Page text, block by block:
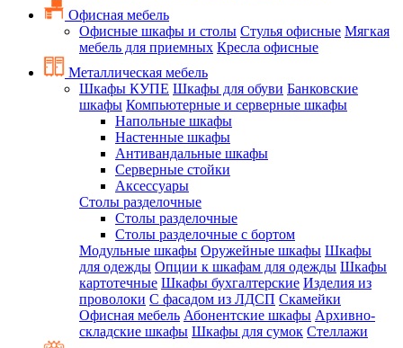
Офисная мебель
Офисные шкафы и столы Стулья офисные Мягкая
мебель для приемных Кресла офисные
Металлическая мебель
Шкафы КУПЕ Шкафы для обуви Банковские
шкафы Компьютерные и серверные шкафы
Напольные шкафы
Настенные шкафы
Антивандальные шкафы
Серверные стойки
Аксессуары
Столы разделочные
Столы разделочные
Столы разделочные с бортом
Модульные шкафы Оружейные шкафы Шкафы
для одежды Опции к шкафам для одежды Шкафы
картотечные Шкафы бухгалтерские Изделия из
проволоки С фасадом из ЛДСП Скамейки
Офисная мебель Абонентские шкафы Архивно-
складские шкафы Шкафы для сумок Стеллажи